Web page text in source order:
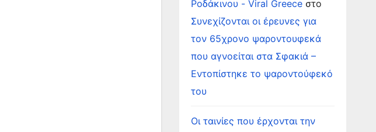
Ροδάκινου - Viral Greeceστο
Συνεχίζονται οι έρευνες για
τον 65χρονο ψαροντουφεκά
που αγνοείται στα Σφακιά –
Εντοπίστηκε το ψαροντούφεκό
του
Οι ταινίες που έρχονται την